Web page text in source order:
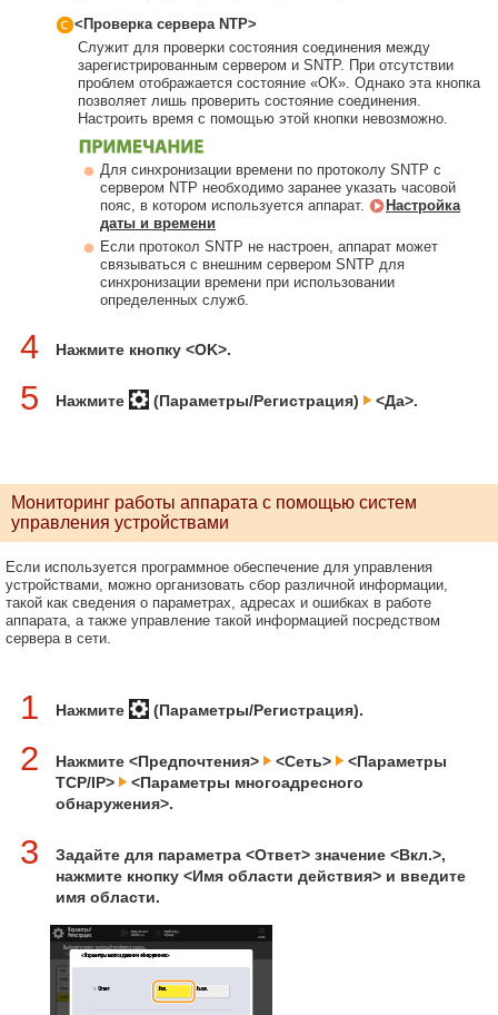
<Проверка сервера NTP>
Служит для проверки состояния соединения между
зарегистрированным сервером и SNTP. При отсутствии
проблем отображается состояние «ОК». Однако эта кнопка
позволяет лишь проверить состояние соединения.
Настроить время с помощью этой кнопки невозможно.
Для синхронизации времени по протоколу SNTP с
сервером NTP необходимо заранее указать часовой
пояс, в котором используется аппарат.
Настройка
даты и времени
Если протокол SNTP не настроен, аппарат может
связываться с внешним сервером SNTP для
синхронизации времени при использовании
определенных служб.
4 Нажмите кнопку <OK>.
5 Нажмите (Параметры/Регистрация) <Да>.
Мониторинг работы аппарата с помощью систем
управления устройствами
Если используется программное обеспечение для управления
устройствами, можно организовать сбор различной информации,
такой как сведения о параметрах, адресах и ошибках в работе
аппарата, а также управление такой информацией посредством
сервера в сети.
1 Нажмите (Параметры/Регистрация).
2 Нажмите <Предпочтения> <Сеть>
<Параметры
TCP/IP>
<Параметры многоадресного
обнаружения>.
3
Задайте для параметра <Ответ> значение <Вкл.>,
нажмите кнопку <Имя области действия> и введите
имя области.